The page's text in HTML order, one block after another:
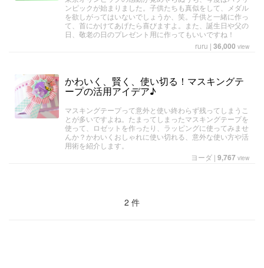
ンピックが始まりました。子供たちも真似をして、メダル
を欲しがってはいないでしょうか、笑。子供と一緒に作っ
て、首にかけてあげたら喜びますよ。また、誕生日や父の
日、敬老の日のプレゼント用に作ってもいいですね！
ruru | 36,000 view
かわいく、賢く、使い切る！マスキングテ
ープの活用アイデア♪
マスキングテープって意外と使い終わらず残ってしまうこ
とが多いですよね。たまってしまったマスキングテープを
使って、ロゼットを作ったり、ラッピングに使ってみませ
んか？かわいくおしゃれに使い切れる、意外な使い方や活
用術を紹介します。
ヨーダ | 9,767 view
2 件